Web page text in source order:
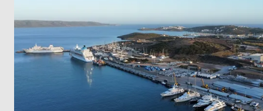
Sounion
10 kilometre batıda yer alıyor. SezonNisan
ile Ekimarası açık.